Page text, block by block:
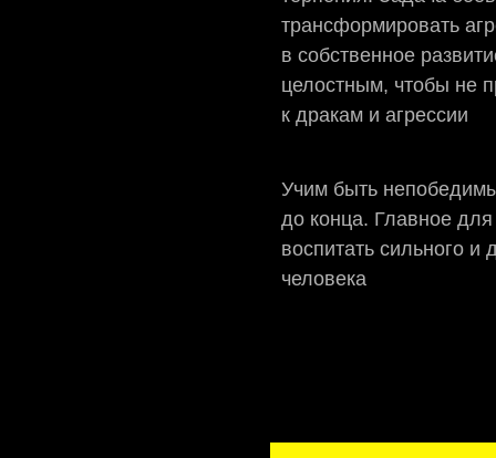
трансформировать
в собственное
целостным, чтобы не
к дракам и агрессии
Учим быть
до конца. Главное
воспитать сильного и
человека